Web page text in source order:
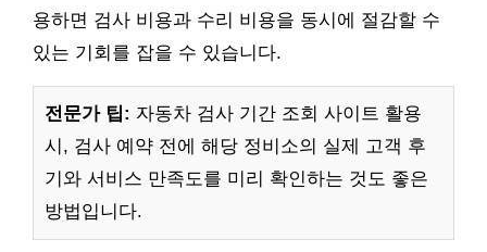
용하면 검사 비용과 수리 비용을 동시에 절감할 수
있는 기회를 잡을 수 있습니다.
전문가 팁: 자동차 검사 기간 조회 사이트 활용
시, 검사 예약 전에 해당 정비소의 실제 고객 후
기와 서비스 만족도를 미리 확인하는 것도 좋은
방법입니다.